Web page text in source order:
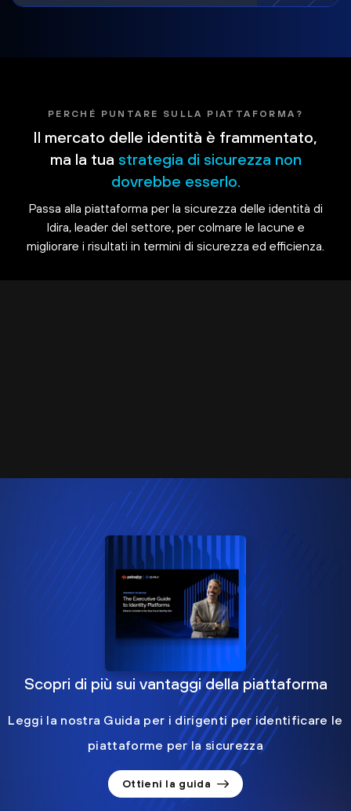
PERCHÉ PUNTARE SULLA PIATTAFORMA?
Il mercato delle identità è frammentato,
ma la tua strategia di sicurezza non
dovrebbe esserlo.
Passa alla piattaforma per la sicurezza delle identità di
Idira, leader del settore, per colmare le lacune e
migliorare i risultati in termini di sicurezza ed efficienza.
Scopri di più sui vantaggi della piattaforma
Leggi la nostra Guida per i dirigenti per identificare le
piattaforme per la sicurezza
Ottieni la guida